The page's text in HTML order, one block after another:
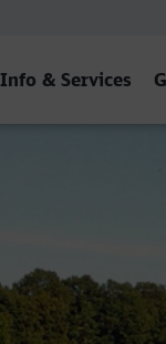
Info & Services